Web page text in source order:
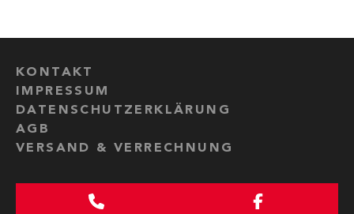
KONTAKT
IMPRESSUM
DATENSCHUTZERKLÄRUNG
AGB
VERSAND & VERRECHNUNG